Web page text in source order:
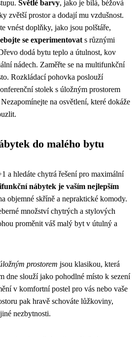
Světlé barvy, jako je bílá, béžová
zvětší prostor a dodají mu vzdušnost.
vnést doplňky, jako jsou polštáře,
se experimentovat s různými
dodá bytu teplo a útulnost, kov
nádech. Zaměřte se na multifunkční
Rozkládací pohovka poslouží
stolek s úložným prostorem
na osvětlení, které dokáže
do malého bytu
a hledáte chytrá řešení pro maximální
nábytek je vaším nejlepším
objemné skříně a nepraktické komody.
množství chytrých a stylových
proměnit váš malý byt v útulný a
prostorem jsou klasikou, která
dne slouží jako pohodlné místo k sezení
v komfortní postel pro vás nebo vaše
pak hravě schováte lůžkoviny,
nezbytnosti.